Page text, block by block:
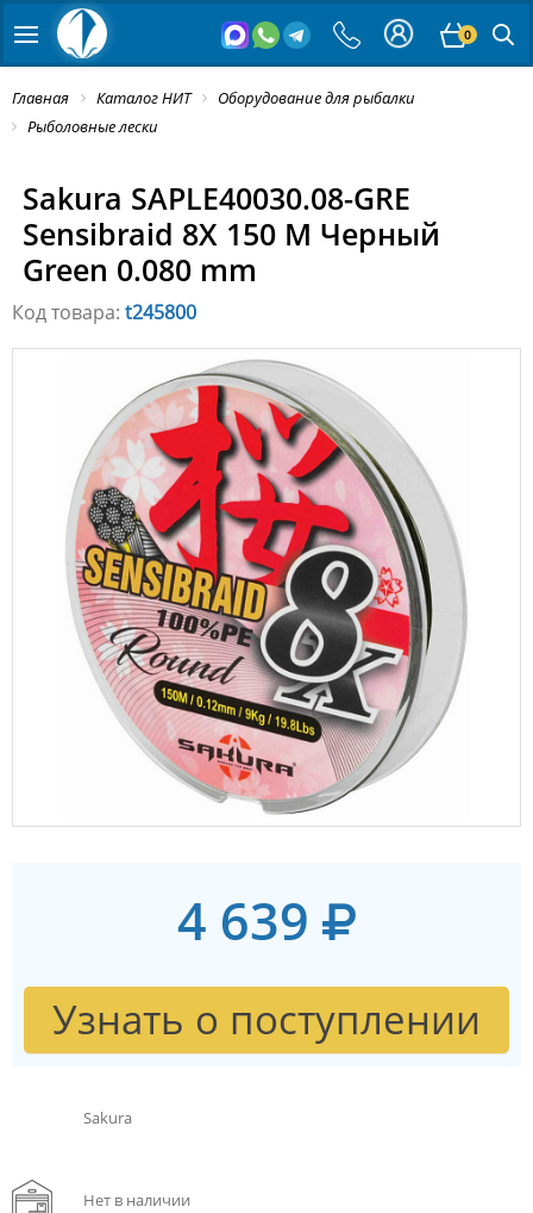
0
Главная Каталог НИТ
Оборудование для рыбалки
Рыболовные лески
Sakura SAPLE40030.08-GRE
Sensibraid 8X 150 M Черный
Green 0.080 mm
Код товара: t245800
4 639
Узнать о поступлении
Sakura
Нет в наличии